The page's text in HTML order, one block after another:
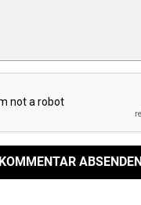
KOMMENTAR ABSENDEN